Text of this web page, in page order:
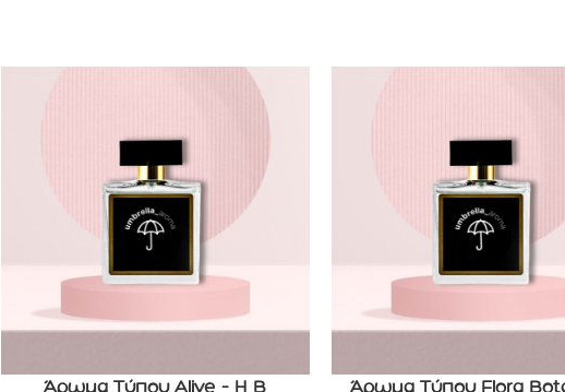
ΕΠΙΛΟΓΉΆρωμα Τύπου Alive – H B ΕΠΙΛΟΓΉ
Άρωμα Τύπου Flora